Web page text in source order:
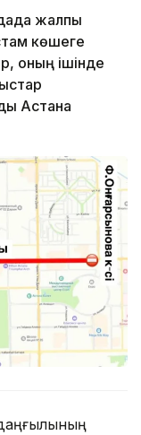
жалпы
көшеге
оның ішінде
Астана
даңғылының